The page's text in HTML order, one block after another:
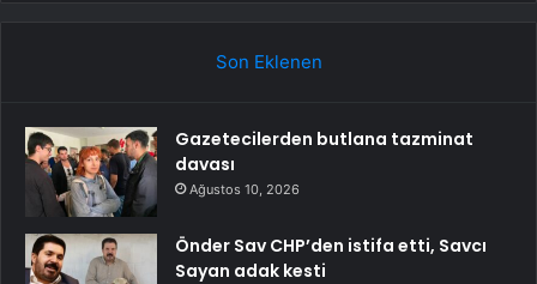
Son Eklenen
Gazetecilerden butlana tazminat
davası
Ağustos 10, 2026
Önder Sav CHP’den istifa etti, Savcı
Sayan adak kesti